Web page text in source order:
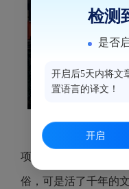
唐代“利涉门”改
项链，其中安泰桥、
俗，可是活了千年的
检测
是否
开启后5天内将文
置语言的译文！
开启